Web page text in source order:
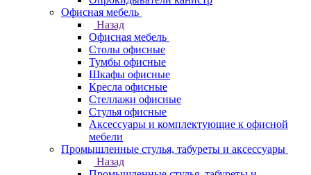
Офисная мебель
Назад
Офисная мебель
Столы офисные
Тумбы офисные
Шкафы офисные
Кресла офисные
Стеллажи офисные
Стулья офисные
Аксессуары и комплектующие к офисной
мебели
Промышленные стулья, табуреты и аксессуары
Назад